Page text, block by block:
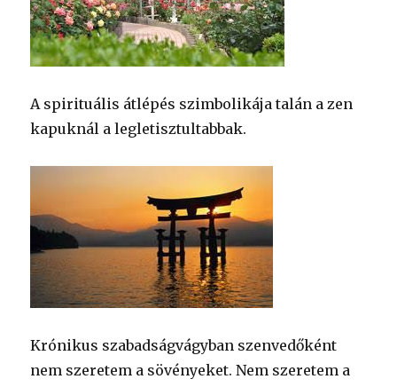
A spirituális átlépés szimbolikája talán a zen
kapuknál a legletisztultabbak.
Krónikus szabadságvágyban szenvedőként
nem szeretem a sövényeket. Nem szeretem a